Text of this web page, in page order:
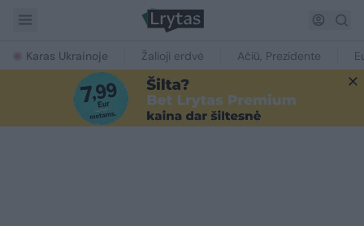
Karas Ukrainoje Žalioji erdvė Ačiū, Prezidente